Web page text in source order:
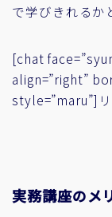
で学びきれるか
[chat
align=”right”
style=”maru”]
実務講座のメ